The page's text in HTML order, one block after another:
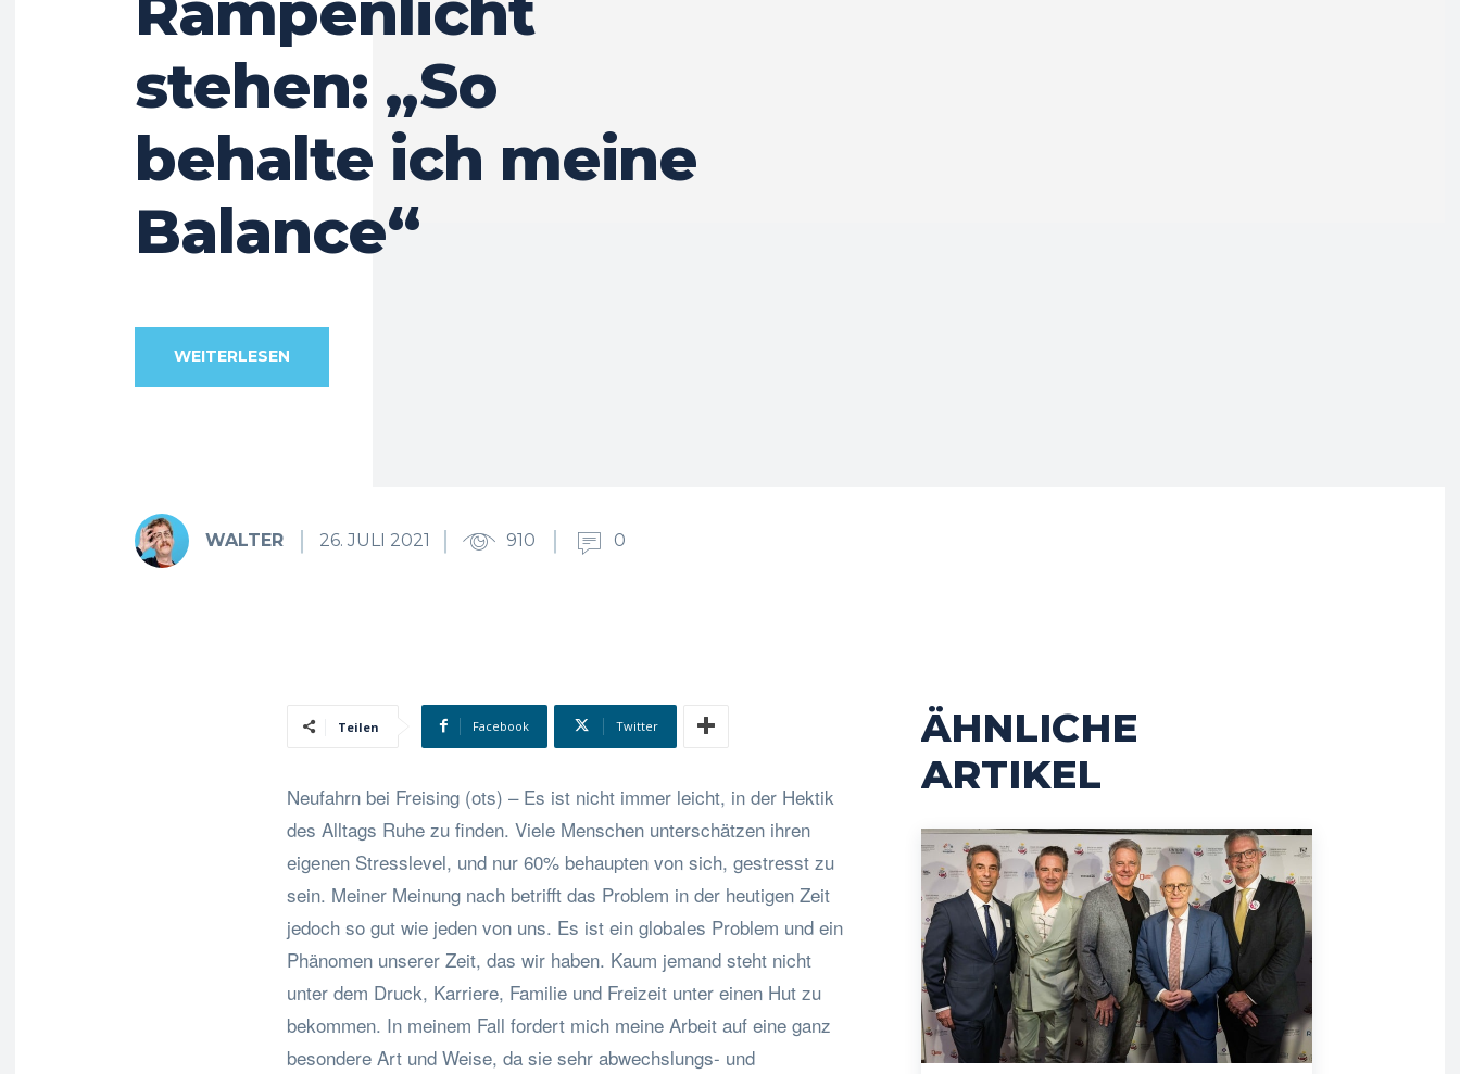
stehen: „So
behalte ich meine
Balance“
WEITERLESEN
WALTER 26. JULI 2021 910 0
Teilen Facebook Twitter
Neufahrn bei Freising (ots) – Es ist nicht immer leicht, in der Hektik
des Alltags Ruhe zu finden. Viele Menschen unterschätzen ihren
eigenen Stresslevel, und nur 60% behaupten von sich, gestresst zu
sein. Meiner Meinung nach betrifft das Problem in der heutigen Zeit
jedoch so gut wie jeden von uns. Es ist ein globales Problem und ein
Phänomen unserer Zeit, das wir haben. Kaum jemand steht nicht
unter dem Druck, Karriere, Familie und Freizeit unter einen Hut zu
bekommen. In meinem Fall fordert mich meine Arbeit auf eine ganz
besondere Art und Weise, da sie sehr abwechslungs- und
ÄHNLICHE
ARTIKEL